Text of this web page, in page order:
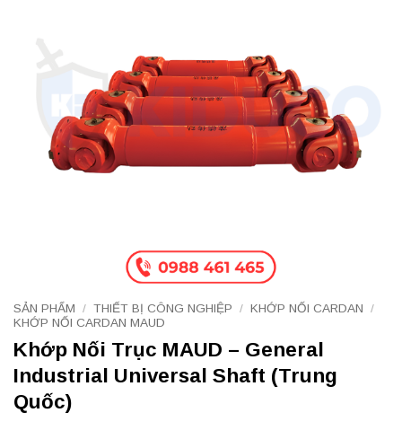
SẢN PHẨM / THIẾT BỊ CÔNG NGHIỆP / KHỚP NỐI CARDAN
/
KHỚP NỐI CARDAN MAUD
Khớp Nối Trục MAUD – General
Industrial Universal Shaft (Trung
Quốc)